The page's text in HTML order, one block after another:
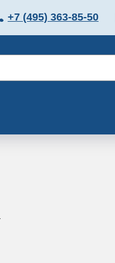
+7 (495) 363-85-50